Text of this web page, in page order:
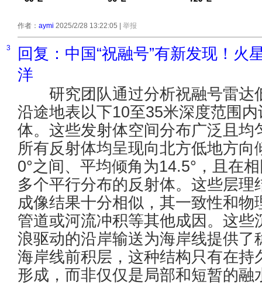
作者： aymi 2025/2/28 13:22:05 举报
3
回复：中国“祝融号”有新发现！火
洋
研究团队通过分析祝融号雷达
沿途地表以下10至35米深度范围
体。这些发射体空间分布广泛且
所有反射体均呈现向北方低地方向
0°之间、平均倾角为14.5°，且在
多个平行分布的反射体。这些层
成像结果十分相似，其一致性和
管道或河流冲积等其他成因。这
浪驱动的沿岸输送为海岸线提供
海岸线前积层，这种结构只有在
形成，而非仅仅是局部和短暂的融